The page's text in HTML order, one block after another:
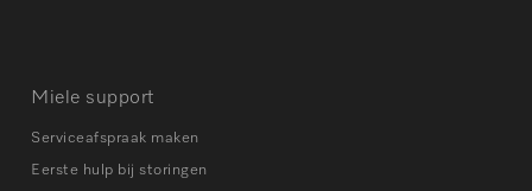
Miele support
Serviceafspraak maken
Eerste hulp bij storingen